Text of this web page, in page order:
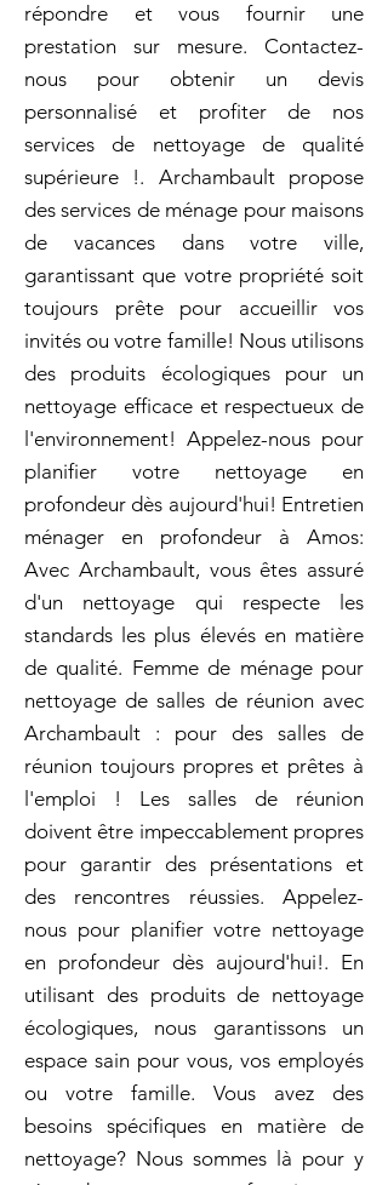
répondre et vous fournir une
prestation sur mesure. Contactez-
nous pour obtenir un devis
personnalisé et profiter de nos
services de nettoyage de qualité
supérieure !. Archambault propose
des services de ménage pour maisons
de vacances dans votre ville,
garantissant que votre propriété soit
toujours prête pour accueillir vos
invités ou votre famille! Nous utilisons
des produits écologiques pour un
nettoyage efficace et respectueux de
l'environnement! Appelez-nous pour
planifier votre nettoyage en
profondeur dès aujourd'hui! Entretien
ménager en profondeur à Amos:
Avec Archambault, vous êtes assuré
d'un nettoyage qui respecte les
standards les plus élevés en matière
de qualité. Femme de ménage pour
nettoyage de salles de réunion avec
Archambault : pour des salles de
réunion toujours propres et prêtes à
l'emploi ! Les salles de réunion
doivent être impeccablement propres
pour garantir des présentations et
des rencontres réussies. Appelez-
nous pour planifier votre nettoyage
en profondeur dès aujourd'hui!. En
utilisant des produits de nettoyage
écologiques, nous garantissons un
espace sain pour vous, vos employés
ou votre famille. Vous avez des
besoins spécifiques en matière de
nettoyage? Nous sommes là pour y